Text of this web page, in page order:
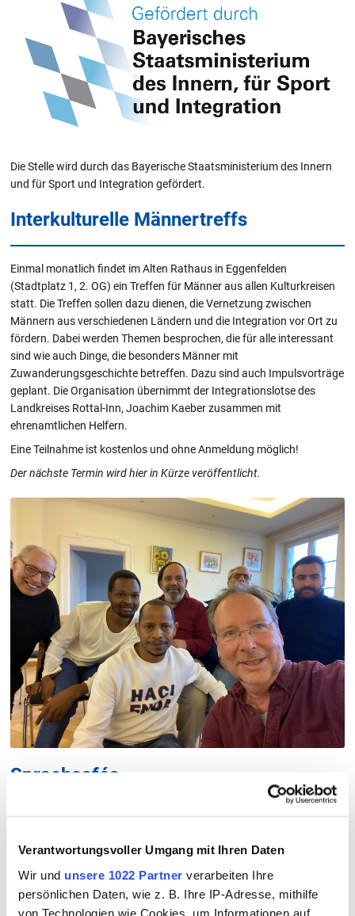
Verantwortungsvoller Umgang mit Ihren Daten
Wir und unsere 1022 Partner verarbeiten Ihre
persönlichen Daten, wie z. B. Ihre IP-Adresse, mithilfe
von Technologien wie Cookies, um Informationen auf
Die Stelle wird durch das Bayerische Staatsministerium des Innern
und für Sport und Integration gefördert.
Interkulturelle Männertreffs
Einmal monatlich findet im Alten Rathaus in Eggenfelden
(Stadtplatz 1, 2. OG) ein Treffen für Männer aus allen Kulturkreisen
statt. Die Treffen sollen dazu dienen, die Vernetzung zwischen
Männern aus verschiedenen Ländern und die Integration vor Ort zu
fördern. Dabei werden Themen besprochen, die für alle interessant
sind wie auch Dinge, die besonders Männer mit
Zuwanderungsgeschichte betreffen. Dazu sind auch Impulsvorträge
geplant. Die Organisation übernimmt der Integrationslotse des
Landkreises Rottal-Inn, Joachim Kaeber zusammen mit
ehrenamtlichen Helfern.
Eine Teilnahme ist kostenlos und ohne Anmeldung möglich!
Der nächste Termin wird hier in Kürze veröffentlicht.
Sprachcafés